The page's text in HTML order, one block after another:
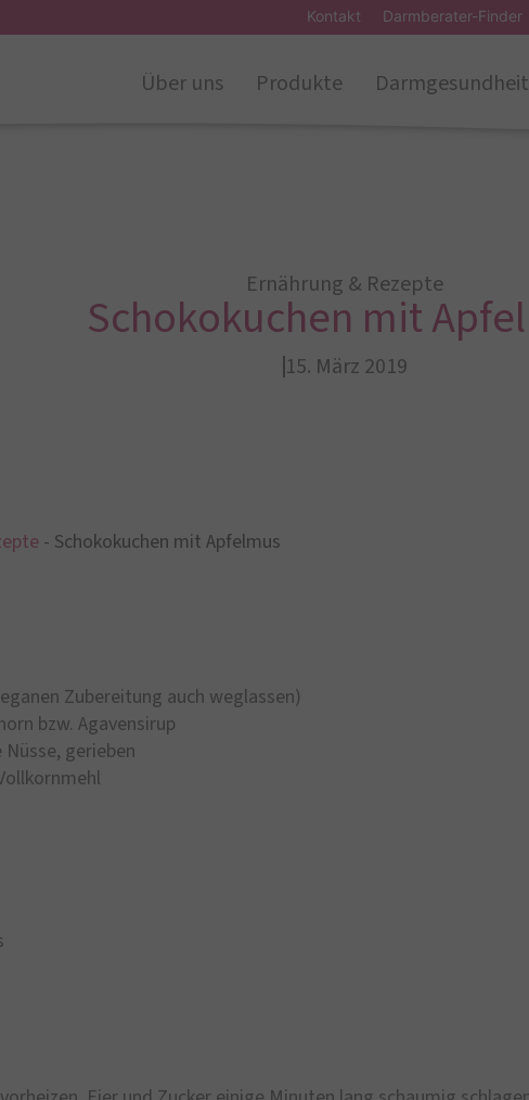
Kontakt Darmberater-Finder
Über uns Produkte Darmgesundheit
Ernährung & Rezepte
Schokokuchen mit
15. März 2019
- Schokokuchen mit Apfelmus
Zubereitung auch weglassen)
bzw. Agavensirup
gerieben